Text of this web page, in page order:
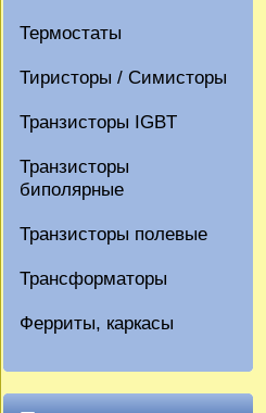
Термостаты
Тиристоры / Симисторы
Транзисторы IGBT
Транзисторы
биполярные
Транзисторы полевые
Трансформаторы
Ферриты, каркасы